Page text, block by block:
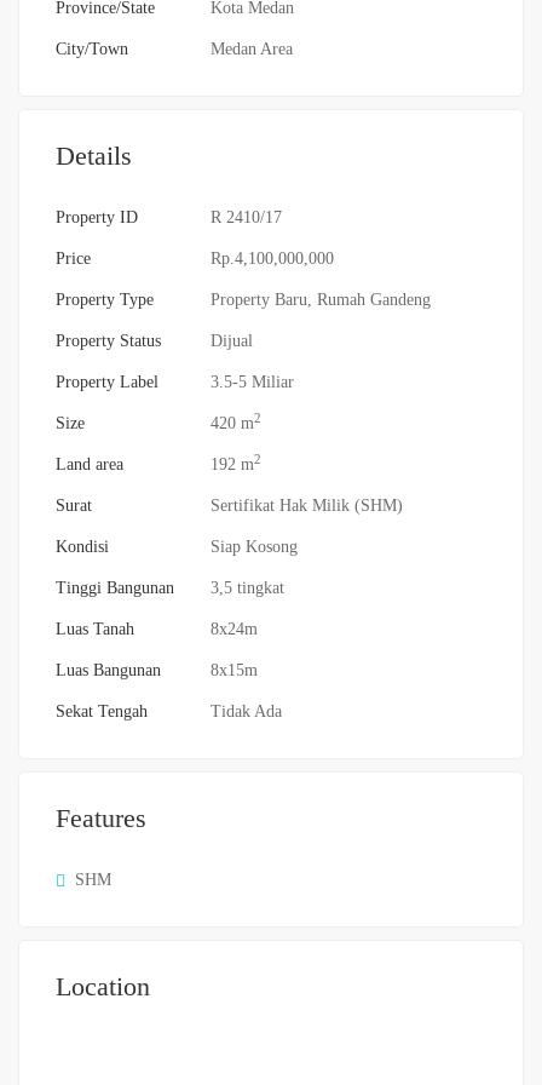
Province/State Kota Medan
City/Town Medan Area
Details
Property ID R 2410/17
Price Rp.4,100,000,000
Property Type Property Baru Rumah Gandeng
Property Status Dijual
Property Label 3.5-5 Miliar
Size 420 m2
Land area 192 m2
Surat Sertifikat Hak Milik (SHM)
Kondisi Siap Kosong
Tinggi Bangunan 3,5 tingkat
Luas Tanah 8x24m
Luas Bangunan 8x15m
Sekat Tengah Tidak Ada
Features
SHM
Location